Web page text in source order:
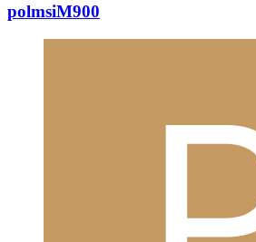
polmsiM900